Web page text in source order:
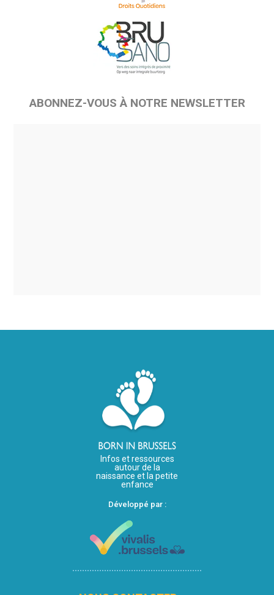
ABONNEZ-VOUS À NOTRE NEWSLETTER
Infos et ressources
autour de la
naissance et la petite
enfance
Développé par :